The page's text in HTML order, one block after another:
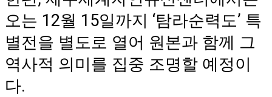
오는 12월 15일까지 ‘탐라순력도’ 특
별전을 별도로 열어 원본과 함께 그
역사적 의미를 집중 조명할 예정이
다.